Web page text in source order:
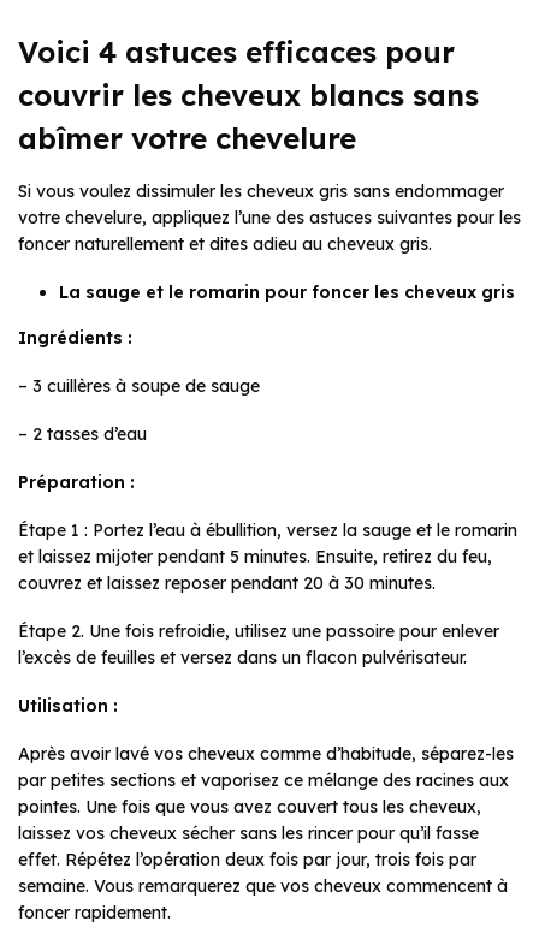
Voici 4 astuces efficaces pour
couvrir les cheveux blancs sans
abîmer votre chevelure
Si vous voulez dissimuler les cheveux gris sans endommager
votre chevelure, appliquez l’une des astuces suivantes pour les
foncer naturellement et dites adieu au cheveux gris.
La sauge et le romarin pour foncer les cheveux gris
Ingrédients :
– 3 cuillères à soupe de sauge
– 2 tasses d’eau
Préparation :
Étape 1 : Portez l’eau à ébullition, versez la sauge et le romarin
et laissez mijoter pendant 5 minutes. Ensuite, retirez du feu,
couvrez et laissez reposer pendant 20 à 30 minutes.
Étape 2. Une fois refroidie, utilisez une passoire pour enlever
l’excès de feuilles et versez dans un flacon pulvérisateur.
Utilisation :
Après avoir lavé vos cheveux comme d’habitude, séparez-les
par petites sections et vaporisez ce mélange des racines aux
pointes. Une fois que vous avez couvert tous les cheveux,
laissez vos cheveux sécher sans les rincer pour qu’il fasse
effet. Répétez l’opération deux fois par jour, trois fois par
semaine. Vous remarquerez que vos cheveux commencent à
foncer rapidement.